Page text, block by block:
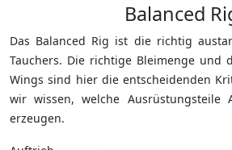
Balanced
Das Balanced Rig ist die richtig
Tauchers. Die richtige Bleimenge und
Wings sind hier die entscheidenden
wir wissen, welche Ausrüstungsteile
erzeugen.